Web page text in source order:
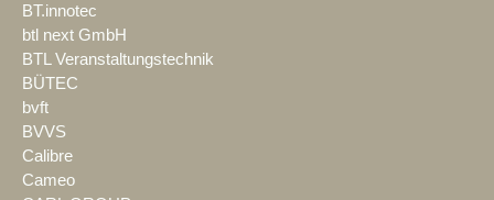
BT.innotec
btl next GmbH
BTL Veranstaltungstechnik
BÜTEC
bvft
BVVS
Calibre
Cameo